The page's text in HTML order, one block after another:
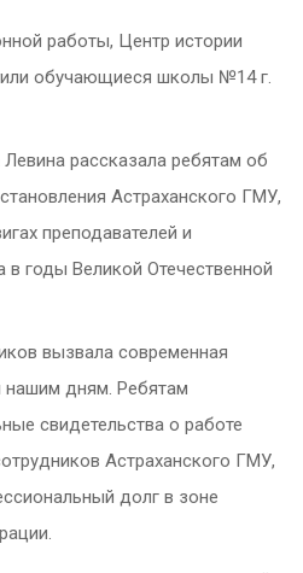
работы, Центр истории
обучающиеся школы №14 г.
рассказала ребятам об
Астраханского ГМУ,
преподавателей и
в годы Великой Отечественной
вызвала современная
нашим дням. Ребятам
свидетельства о работе
Астраханского ГМУ,
долг в зоне